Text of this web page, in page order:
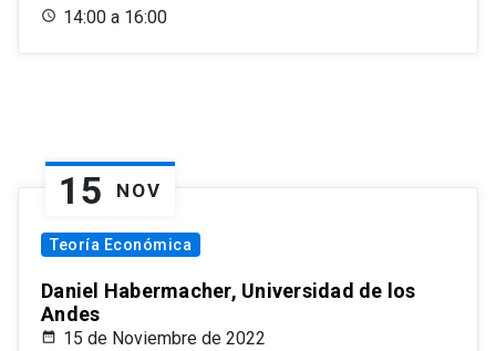
14:00 a 16:00
15 NOV
Teoría Económica
Daniel Habermacher, Universidad de los
Andes
15 de Noviembre de 2022